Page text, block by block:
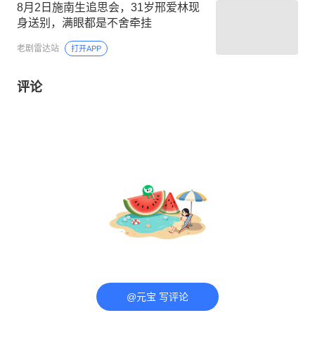
8月2日施南生追思会，31岁邢爱林现
身送别，满眼都是不舍牵挂
老剧雷达站 打开APP
评论
@元宝 写评论